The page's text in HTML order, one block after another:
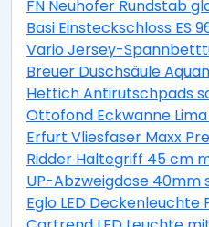
FN Neuhofer Rundstab
Basi Einsteckschloss ES
Vario Jersey-
Breuer Duschsäule
Hettich Antirutschpads
Ottofond Eckwanne Lima
Erfurt Vliesfaser Maxx
Ridder Haltegriff 45 cm
UP-Abzweigdose 40mm
Eglo LED